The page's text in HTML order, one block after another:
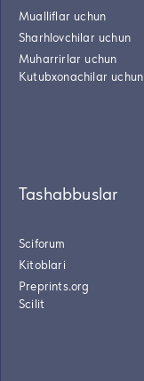
Mualliflar uchun
Sharhlovchilar uchun
Muharrirlar uchun
Kutubxonachilar uchun
Tashabbuslar
Sciforum
Kitoblari
Preprints.org
Scilit